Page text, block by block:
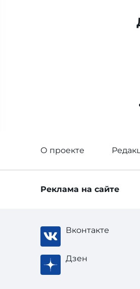
О проекте
Реклама на сайте
Вконтакте
Дзен